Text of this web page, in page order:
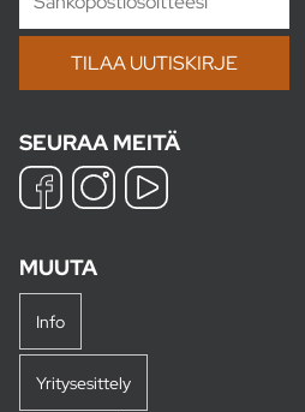
SEURAA MEITÄ
MUUTA
Info
Yritysesittely